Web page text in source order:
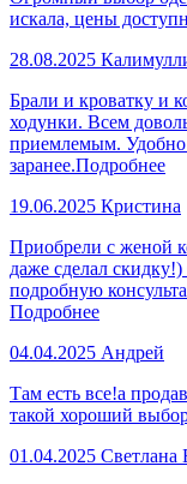
искала, цены
28.08.2025
Брали и кроватку и
ходунки. Всем
приемлемым. Удобно
заранее.Подробнее
19.06.2025 Кристина
Приобрели с женой
даже сделал
подробную
Подробнее
04.04.2025 Андрей
Там есть все!а
такой хороший
01.04.2025 Светлана